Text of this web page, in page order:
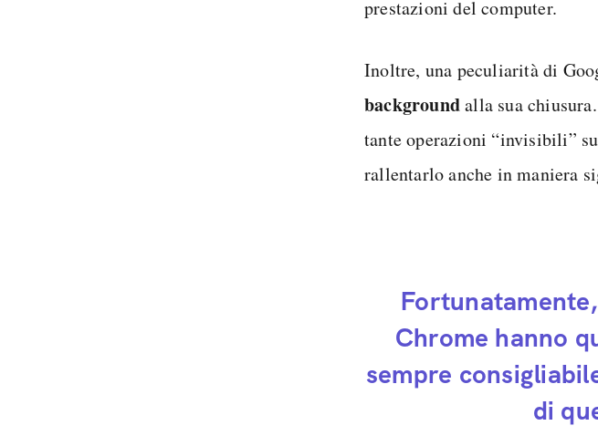
prestazioni del computer.
Inoltre, una peculiarità di
backgroundalla sua
tante operazioni “invisibili”
rallentarlo anche in maniera
Chrome hanno
sempre
di